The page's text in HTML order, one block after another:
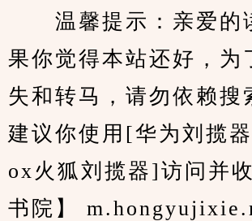
温馨提示：亲爱的
果你觉得本站还好，为
失和转马，请勿依赖搜
建议你使用[华为刘揽
ox火狐刘揽器]访问并
书院】